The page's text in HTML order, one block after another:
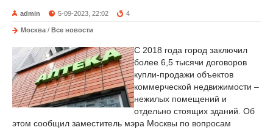
admin 5-09-2023, 22:02 4
Москва / Все новости
С 2018 года город заключил
более 6,5 тысячи договоров
купли-продажи объектов
коммерческой недвижимости –
нежилых помещений и
отдельно стоящих зданий. Об
этом сообщил заместитель мэра Москвы по вопросам